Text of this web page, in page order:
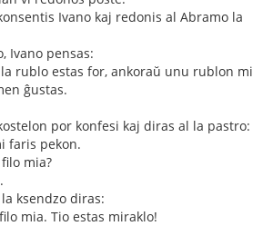
Ivano kaj redonis al Abramo la
Ivano pensas:
rublo estas for, ankoraŭ unu rublon mi
ĝustas.
por konfesi kaj diras al la pastro:
faris pekon.
mia?
ksendzo diras:
mia. Tio estas miraklo!